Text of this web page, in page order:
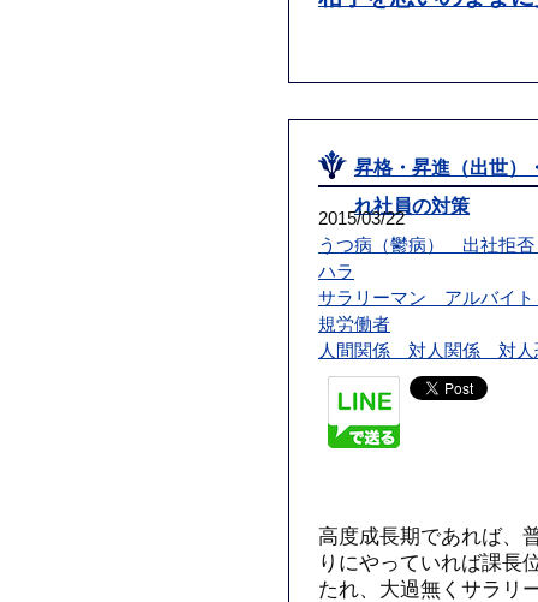
昇格・昇進（出世）
れ社員の対策
2015/03/22
うつ病（鬱病） 出社
ハラ
サラリーマン アルバイ
規労働者
人間関係 対人関係 対
高度成長期であれば、
りにやっていれば課長
たれ、大過無くサラリ